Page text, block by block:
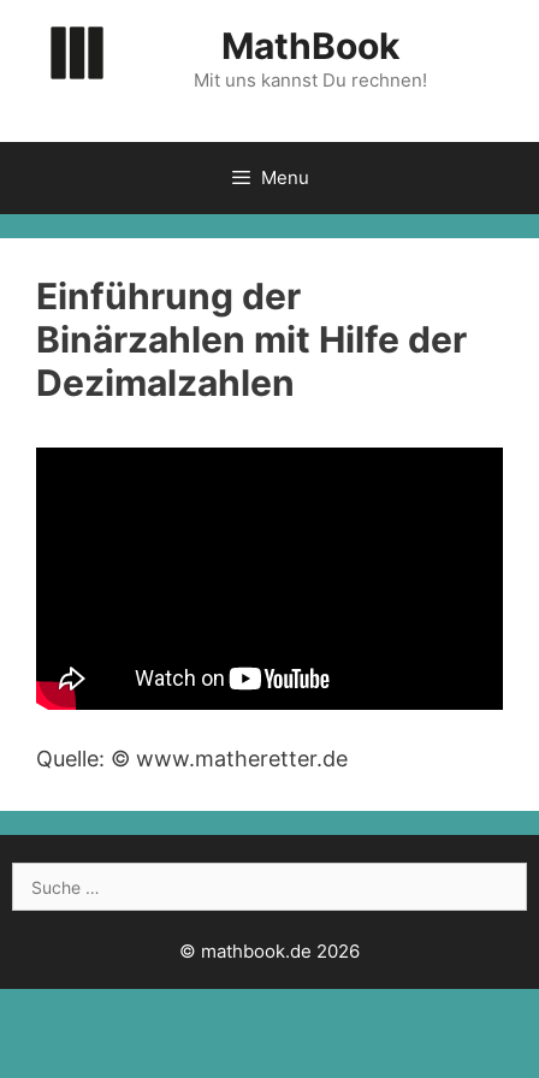
springen
MathBook
Mit uns kannst Du rechnen!
Menu
Einführung der
Binärzahlen mit Hilfe der
Dezimalzahlen
Quelle: © www.matheretter.de
Suche
nach:
© mathbook.de 2026